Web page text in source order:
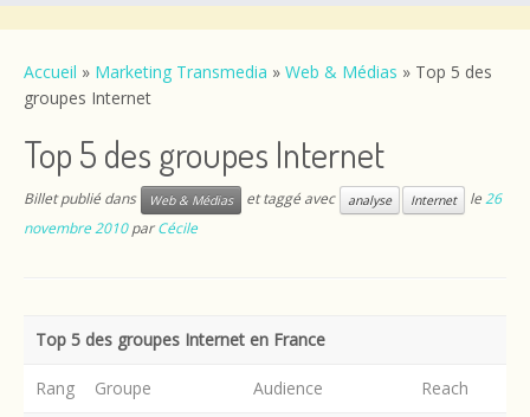
contenu
Accueil » Marketing Transmedia » Web & Médias » Top 5 des
groupes Internet
Top 5 des groupes Internet
Billet publié dans Web & Médias et taggé avec analyse Internet le26
novembre 2010 parCécile
Top 5 des groupes Internet en France
Rang Groupe Audience Reach